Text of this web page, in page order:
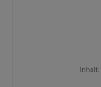
Inhalt: